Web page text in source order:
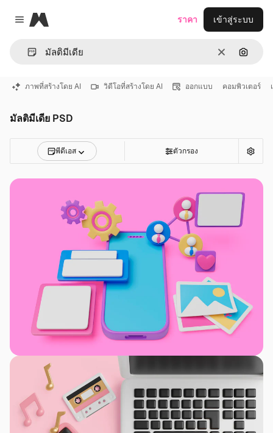
Close menu
Magnific
ชัดเจนค้นหา
ราคา เข้าสู่ระบบ
ภาพที่สร้างโดย AI วิดีโอที่สร้างโดย AI ออกแบบ คอมพิวเตอร์
มัลติมีเดีย PSD
พีดีเอส ตัวกรอง